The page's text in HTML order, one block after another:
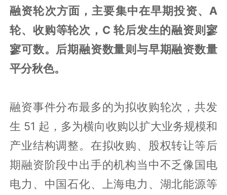
融资轮次方面，主要集中在早期投资、A
轮、收购等轮次，C 轮后发生的融资则寥
寥可数。后期融资数量则与早期融资数量
平分秋色。
融资事件分布最多的为拟收购轮次，共发
生 51 起，多为横向收购以扩大业务规模和
产业结构调整。在拟收购、股权转让等后
期融资阶段中出手的机构当中不乏像国电
电力、中国石化、上海电力、湖北能源等